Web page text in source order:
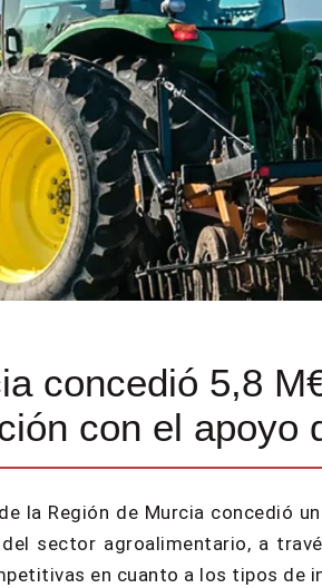
concedió 5,8
con el apoyo
la Región de Murcia
sector agroalimentario, a
en cuanto a los tipos de